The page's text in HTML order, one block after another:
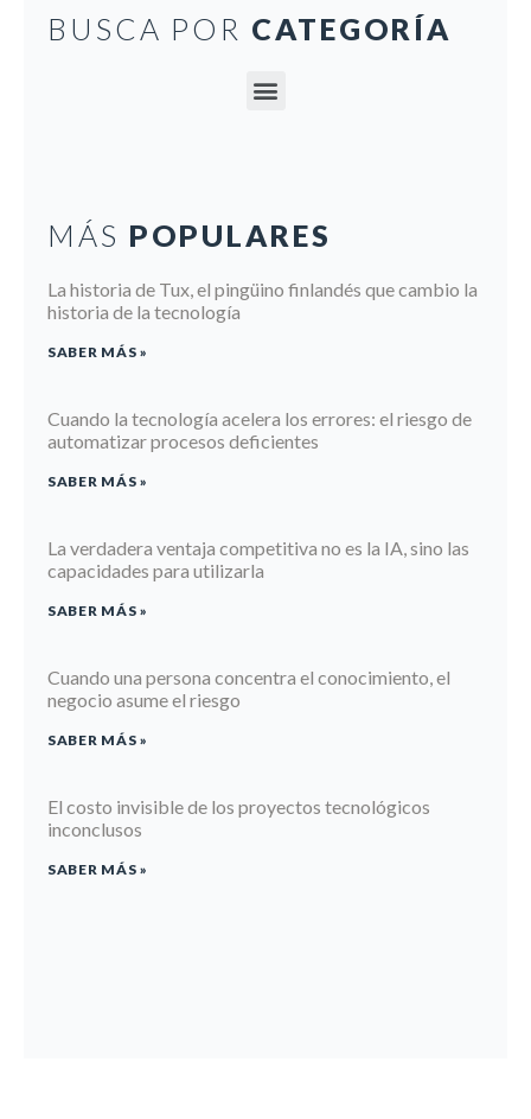
BUSCA POR CATEGORÍA
MÁS POPULARES
La historia de Tux, el pingüino finlandés que cambio la
historia de la tecnología
SABER MÁS »
Cuando la tecnología acelera los errores: el riesgo de
automatizar procesos deficientes
SABER MÁS »
La verdadera ventaja competitiva no es la IA, sino las
capacidades para utilizarla
SABER MÁS »
Cuando una persona concentra el conocimiento, el
negocio asume el riesgo
SABER MÁS »
El costo invisible de los proyectos tecnológicos
inconclusos
SABER MÁS »